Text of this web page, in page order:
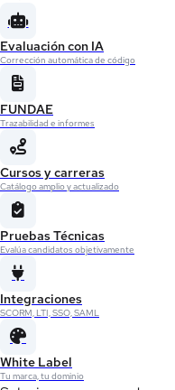
Evaluación con IA
Corrección automática de código
FUNDAE
Trazabilidad e informes
Cursos y carreras
Catálogo amplio y actualizado
Pruebas Técnicas
Evalúa candidatos objetivamente
Integraciones
SCORM, LTI, SSO, SAML
White Label
Tu marca, tu dominio